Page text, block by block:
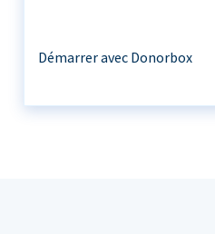
Démarrer avec Donorbox